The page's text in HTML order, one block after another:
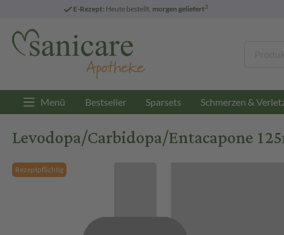
E-Rezept: Heute bestellt, morgen geliefert3
Menü Bestseller Sparsets Schmerzen &
Levodopa/Carbidopa/Entacapone
Rezeptpflichtig